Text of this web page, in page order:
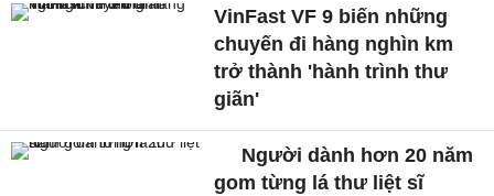
VinFast VF 9 biến những
chuyến đi hàng nghìn km
trở thành 'hành trình thư
giãn'
Người dành hơn 20 năm
gom từng lá thư liệt sĩ